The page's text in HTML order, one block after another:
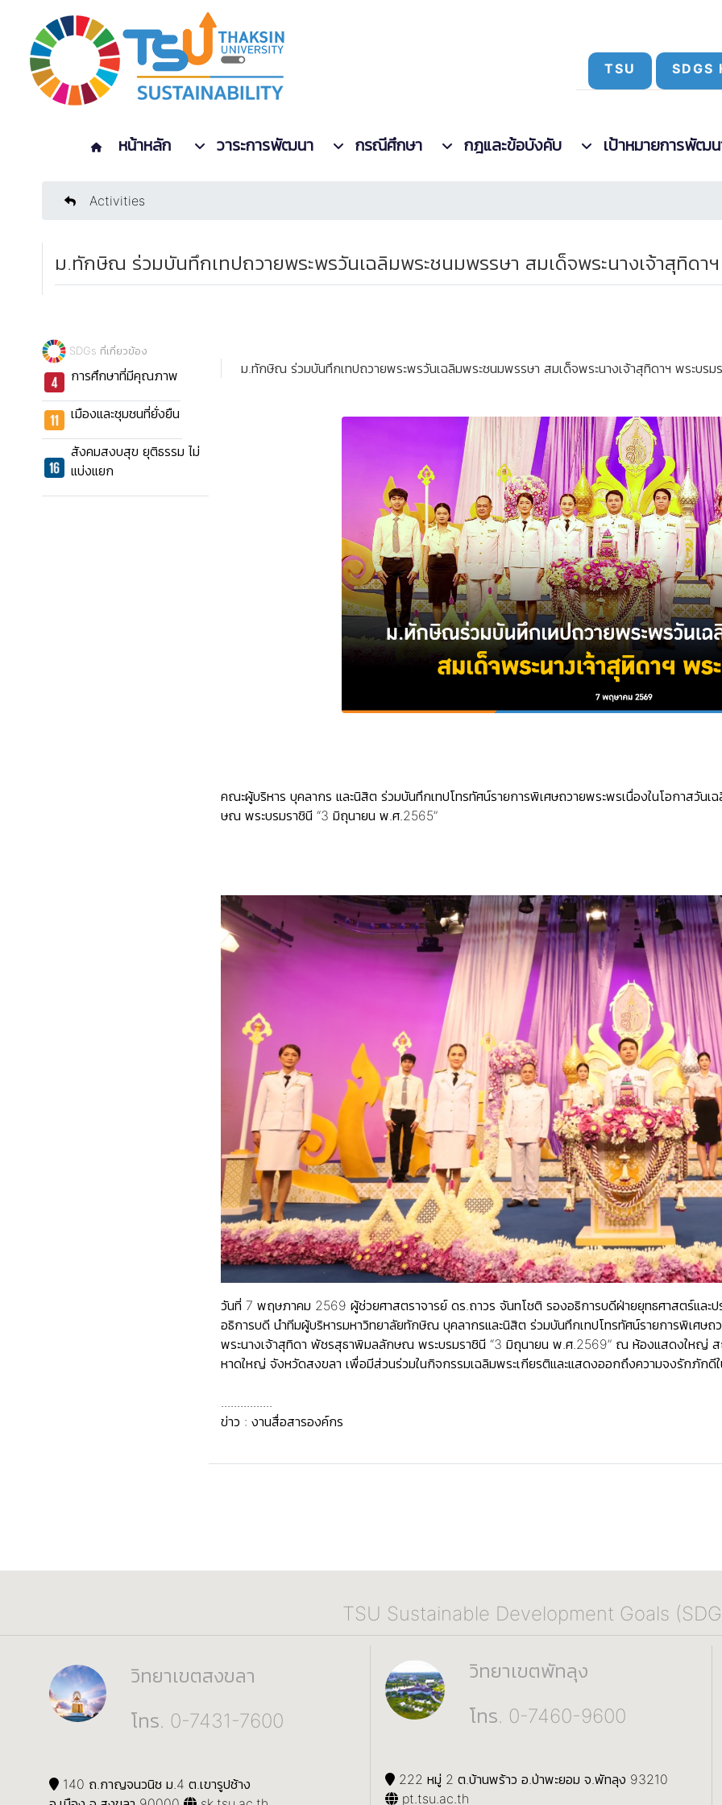
TSU SDGS
หน้าหลัก วาระการพัฒนา กรณีศึกษา กฎและข้อบังคับ เป้าหมายการพัฒ
Activities
ม.ทักษิณ ร่วมบันทึกเทปถวายพระพรวันเฉลิมพระชนมพรรษา สมเด็จพระนางเจ้าสุทิดา
SDGs ที่เกี่ยวข้อง
การศึกษาที่มีคุณภาพ
เมืองและชุมชนที่ยั่งยืน
สังคมสงบสุข ยุติธรรม ไม่
แบ่งแยก
ม.ทักษิณ ร่วมบันทึกเทปถวายพระพรวันเฉลิมพระชนมพรรษา สมเด็จพระนางเจ้าสุทิดาฯ พระบรม
คณะผู้บริหาร บุคลากร และนิสิต ร่วมบันทึกเทปโทรทัศน์รายการพิเศษถวายพระพรเนื่องในโอกาสวัน
ษณ พระบรมราชินี “3 มิถุนายน พ.ศ.2565”
วันที่ 7 พฤษภาคม 2569 ผู้ช่วยศาสตราจารย์ ดร.ถาวร จันทโชติ รองอธิการบดีฝ่ายยุทธศาสตร์แล
อธิการบดี นำทีมผู้บริหารมหาวิทยาลัยทักษิณ บุคลากรและนิสิต ร่วมบันทึกเทปโทรทัศน์รายการพิเศษถ
พระนางเจ้าสุทิดา พัชรสุธาพิมลลักษณ พระบรมราชินี “3 มิถุนายน พ.ศ.2569” ณ ห้องแสดงใหญ่ ส
หาดใหญ่ จังหวัดสงขลา เพื่อมีส่วนร่วมในกิจกรรมเฉลิมพระเกียรติและแสดงออกถึงความจงรักภักดี
ข่าว : งานสื่อสารองค์กร
TSU Sustainable Development Goals
วิทยาเขตสงขลา
โทร. 0-7431-7600
140 ถ.กาญจนวนิช ม.4 ต.เขารูปช้าง
วิทยาเขตพัทลุง
โทร. 0-7460-9600
222 หมู่ 2 ต.บ้านพร้าว อ.ป่าพะยอม จ.พัทลุง 93210
pt.tsu.ac.th